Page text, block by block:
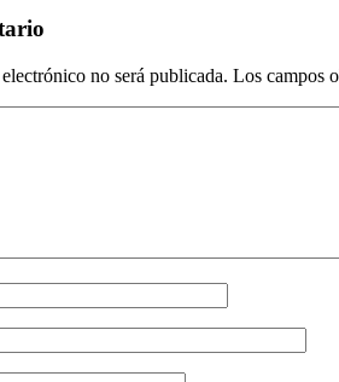
no será publicada. Los campos